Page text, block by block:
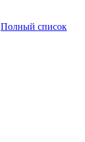
Полный список